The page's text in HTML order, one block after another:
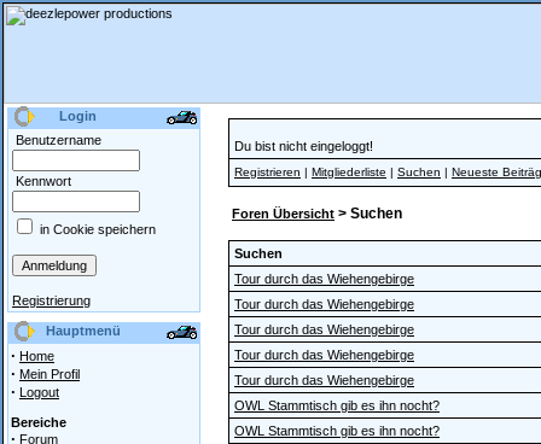
Login
Benutzername
Kennwort
in Cookie speichern
Registrierung
Hauptmenü
· Home
· Mein Profil
· Logout
Bereiche
· Forum
Du bist nicht eingeloggt!
Registrieren | Mitgliederliste | Suchen | Neueste
Foren Übersicht > Suchen
Suchen
Tour durch das Wiehengebirge
Tour durch das Wiehengebirge
Tour durch das Wiehengebirge
Tour durch das Wiehengebirge
Tour durch das Wiehengebirge
OWL Stammtisch gib es ihn nocht?
OWL Stammtisch gib es ihn nocht?